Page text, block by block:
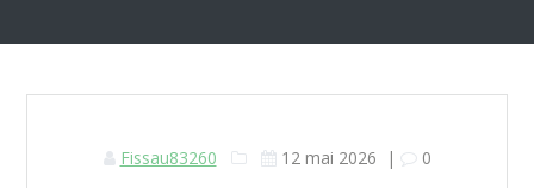
Fissau83260 12 mai 2026 | 0